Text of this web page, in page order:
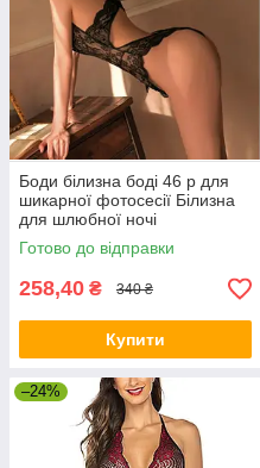
Боди білизна боді 46 р для
шикарної фотосесії Білизна
для шлюбної ночі
Готово до відправки
258,40 ₴ 340 ₴
Купити
–24%